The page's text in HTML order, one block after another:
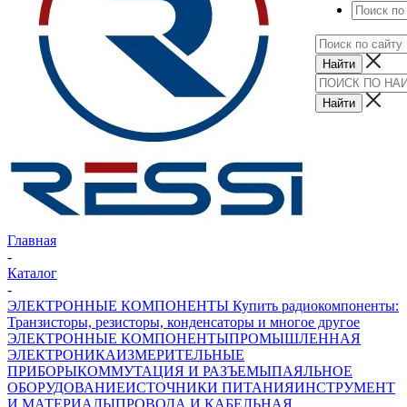
Главная
-
Каталог
-
ЭЛЕКТРОННЫЕ КОМПОНЕНТЫ Купить радиокомпоненты:
Транзисторы, резисторы, конденсаторы и многое другое
ЭЛЕКТРОННЫЕ КОМПОНЕНТЫПРОМЫШЛЕННАЯ
ЭЛЕКТРОНИКАИЗМЕРИТЕЛЬНЫЕ
ПРИБОРЫКОММУТАЦИЯ И РАЗЪЕМЫПАЯЛЬНОЕ
ОБОРУДОВАНИЕИСТОЧНИКИ ПИТАНИЯИНСТРУМЕНТ
И МАТЕРИАЛЫПРОВОДА И КАБЕЛЬНАЯ